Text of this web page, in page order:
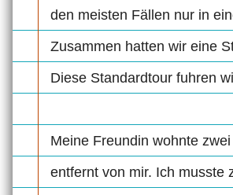
den meisten Fällen nur in
Zusammen hatten wir eine
Diese Standardtour fuhren
Meine Freundin wohnte
entfernt von mir. Ich musste